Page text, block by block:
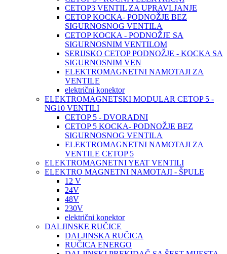
CETOP3 VENTIL ZA UPRAVLJANJE
CETOP KOCKA- PODNOŽJE BEZ
SIGURNOSNOG VENTILA
CETOP KOCKA - PODNOŽJE SA
SIGURNOSNIM VENTILOM
SERIJSKO CETOP PODNOŽJE - KOCKA SA
SIGURNOSNIM VEN
ELEKTROMAGNETNI NAMOTAJI ZA
VENTILE
električni konektor
ELEKTROMAGNETSKI MODULAR CETOP 5 -
NG10 VENTILI
CETOP 5 - DVORADNI
CETOP 5 KOCKA- PODNOŽJE BEZ
SIGURNOSNOG VENTILA
ELEKTROMAGNETNI NAMOTAJI ZA
VENTILE CETOP 5
ELEKTROMAGNETNI YEAT VENTILI
ELEKTRO MAGNETNI NAMOTAJI - ŠPULE
12 V
24V
48V
230V
električni konektor
DALJINSKE RUČICE
DALJINSKA RUČICA
RUČICA ENERGO